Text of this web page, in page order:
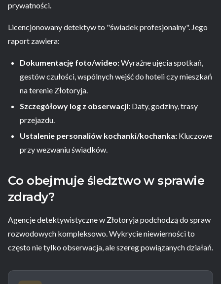
prywatności.
Licencjonowany detektyw to "świadek profesjonalny". Jego
raport zawiera:
Dokumentację foto/wideo:Wyraźne ujęcia spotkań,
gestów czułości, wspólnych wejść do hoteli czy mieszkań
na terenie Złotoryja.
Szczegółowy log z obserwacji: Daty, godziny, trasy
przejazdu.
Ustalenie personaliów kochanki/kochanka: Kluczowe
przy wezwaniu świadków.
Co obejmuje śledztwo w sprawie
zdrady?
Agencje detektywistyczne w Złotoryja podchodzą do spraw
rozwodowych kompleksowo. Wykrycie niewierności to
często nie tylko obserwacja, ale szereg powiązanych działań.